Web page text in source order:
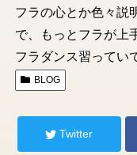
フラの心とか色々説
で、もっとフラが上
フラダンス習ってい
BLOG
Twitter